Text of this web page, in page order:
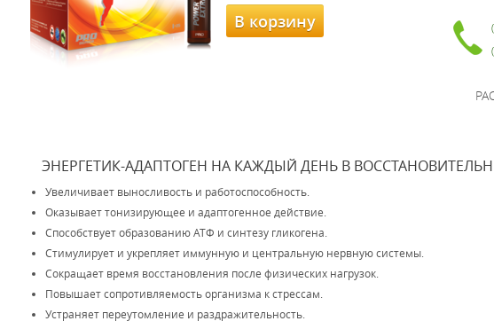
В корзину
ЭНЕРГЕТИК-АДАПТОГЕН НА КАЖДЫЙ ДЕНЬ В
Увеличивает выносливость и работоспособность.
Оказывает тонизирующее и адаптогенное действие.
Способствует образованию АТФ и синтезу гликогена.
Стимулирует и укрепляет иммунную и центральную нервную системы.
Сокращает время восстановления после физических нагрузок.
Повышает сопротивляемость организма к стрессам.
Устраняет переутомление и раздражительность.